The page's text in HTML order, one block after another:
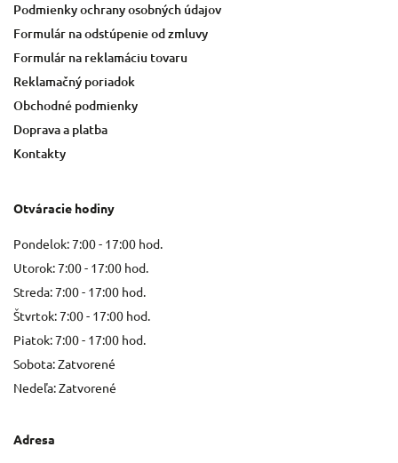
Podmienky ochrany osobných údajov
Formulár na odstúpenie od zmluvy
Formulár na reklamáciu tovaru
Reklamačný poriadok
Obchodné podmienky
Doprava a platba
Kontakty
Otváracie hodiny
Pondelok: 7:00 - 17:00 hod.
Utorok: 7:00 - 17:00 hod.
Streda: 7:00 - 17:00 hod.
Štvrtok: 7:00 - 17:00 hod.
Piatok: 7:00 - 17:00 hod.
Sobota: Zatvorené
Nedeľa: Zatvorené
Adresa